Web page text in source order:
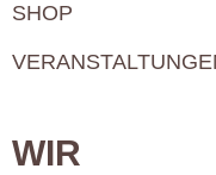
SHOP
WIR